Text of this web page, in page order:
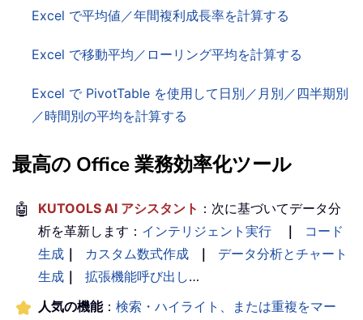
Excel で平均値／年間複利成長率を計算する
Excel で移動平均／ローリング平均を計算する
Excel で PivotTable を使用して日別／月別／四半期別
／時間別の平均を計算する
最高の Office 業務効率化ツール
🤖 KUTOOLS AI アシスタント ：次に基づいてデータ分
析を革新します： インテリジェント実行 ｜
コード
生成 ｜ カスタム数式作成 ｜
データ分析とチャート
生成 ｜ 拡張機能呼び出し…
人気の機能： 検索・ハイライト、または重複をマー